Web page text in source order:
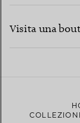
Visita una